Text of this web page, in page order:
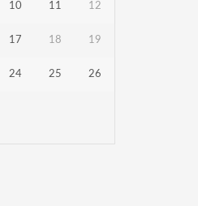
10 11 12
17 18 19
24 25 26